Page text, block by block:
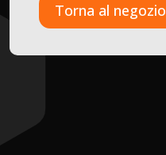
Torna al negozio